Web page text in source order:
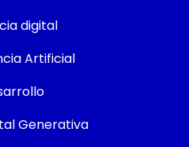
digital
Artificial
Generativa